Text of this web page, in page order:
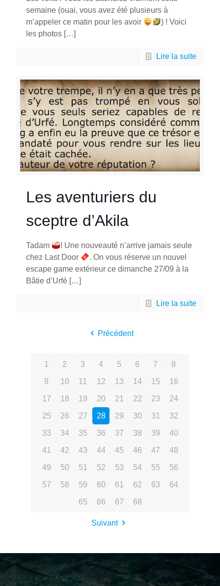
semaine (ouai, vous avez été plusieurs à
m’appeler ce matin pour les avoir
) ! Voici
les photos […]
Lire la suite
Les aventuriers du
sceptre d’Akila
Tadam
! Une nouveauté n’arrive jamais seule
chez Last Door
. On vous réserve un nouvel
escape game extérieur ce dimanche 27/09 à la
Bâtie d’Urfé […]
Lire la suite
Précédent
1 2 3 4 5 6 7 8
9 10 11 12 13 14 15 16
17 18 19 20 21 22 23 24
25 26 27 28 29 30 31 32
33 34 35 36 37 38 39 40
41 42 43 44 45 46 47 48
49 50 51 52 53 54 55 56
57 58 59 60 61 62 63 64
65 66 67 68
Suivant